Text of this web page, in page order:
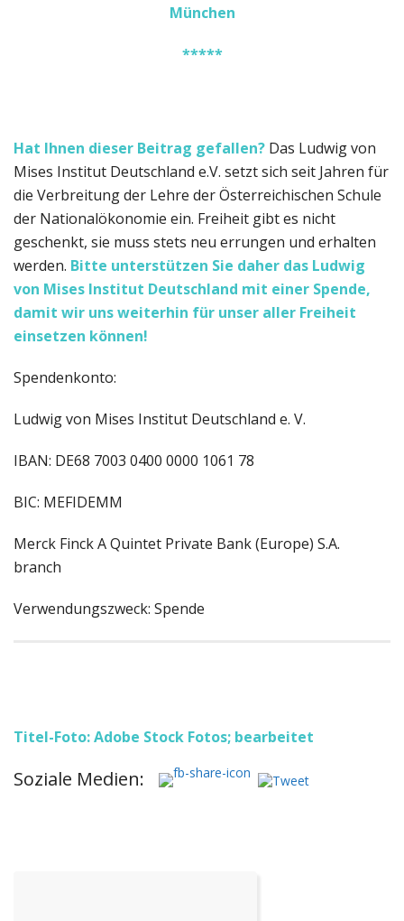
München
*****
Hat Ihnen dieser Beitrag gefallen? Das Ludwig von
Mises Institut Deutschland e.V. setzt sich seit Jahren für
die Verbreitung der Lehre der Österreichischen Schule
der Nationalökonomie ein. Freiheit gibt es nicht
geschenkt, sie muss stets neu errungen und erhalten
werden. Bitte unterstützen Sie daher das Ludwig
von Mises Institut Deutschland mit einer Spende,
damit wir uns weiterhin für unser aller Freiheit
einsetzen können!
Spendenkonto:
Ludwig von Mises Institut Deutschland e. V.
IBAN: DE68 7003 0400 0000 1061 78
BIC: MEFIDEMM
Merck Finck A Quintet Private Bank (Europe) S.A.
branch
Verwendungszweck: Spende
Titel-Foto: Adobe Stock Fotos; bearbeitet
Soziale Medien: